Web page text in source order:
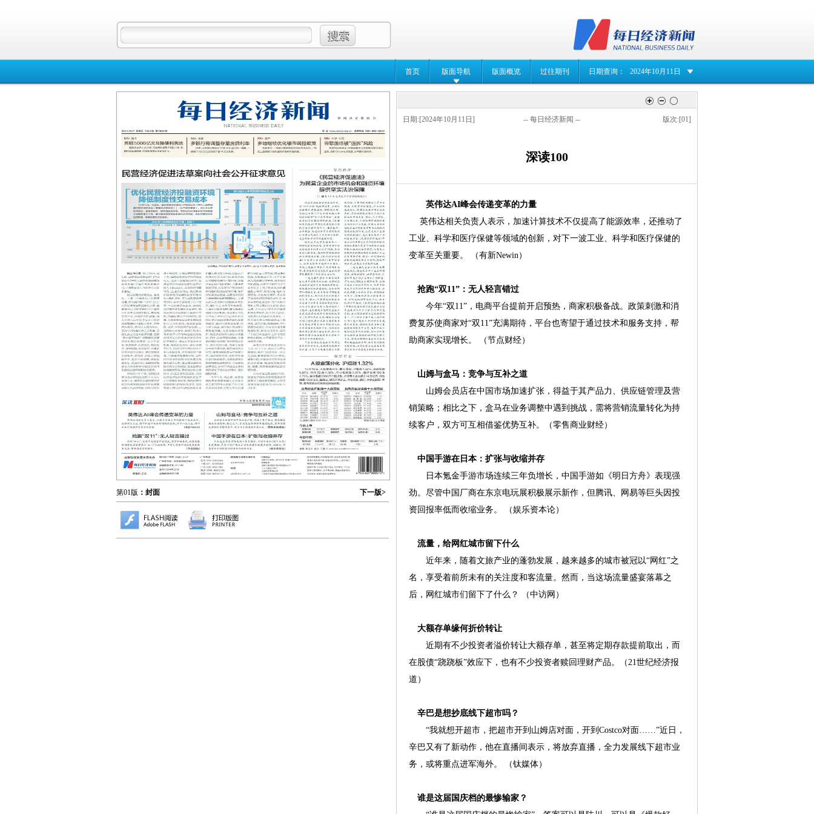
首页 版面导航 版面概览 过往期刊 日期查询： 2024年10月11日
第01版 ：封面 下一版>
日期:[2024年10月11日] -- 每日经济新闻 -- 版次:[01]
深读100
英伟达AI峰会传递变革的力量
英伟达相关负责人表示，加速计算技术不仅提高了能源效率，还推动了
工业、科学和医疗保健等领域的创新，对下一波工业、科学和医疗保健的
变革至关重要。 （有新Newin）
抢跑“双11”：无人轻言错过
今年“双11”，电商平台提前开启预热，商家积极备战。政策刺激和消
费复苏使商家对“双11”充满期待，平台也寄望于通过技术和服务支持，帮
助商家实现增长。 （节点财经）
山姆与盒马：竞争与互补之道
山姆会员店在中国市场加速扩张，得益于其产品力、供应链管理及营
销策略；相比之下，盒马在业务调整中遇到挑战，需将营销流量转化为持
续客户，双方可互相借鉴优势互补。（零售商业财经）
中国手游在日本：扩张与收缩并存
日本氪金手游市场连续三年负增长，中国手游如《明日方舟》表现强
劲。尽管中国厂商在东京电玩展积极展示新作，但腾讯、网易等巨头因投
资回报率低而收缩业务。 （娱乐资本论）
流量，给网红城市留下什么
近年来，随着文旅产业的蓬勃发展，越来越多的城市被冠以“网红”之
名，享受着前所未有的关注度和客流量。然而，当这场流量盛宴落幕之
后，网红城市们留下了什么？ （中访网）
大额存单缘何折价转让
近期有不少投资者溢价转让大额存单，甚至将定期存款提前取出，而
在股债“跷跷板”效应下，也有不少投资者赎回理财产品。（21世纪经济报
道）
辛巴是想抄底线下超市吗？
“我就想开超市，把超市开到山姆店对面，开到Costco对面……”近日，
辛巴又有了新动作，他在直播间表示，将放弃直播，全力发展线下超市业
务，或将重点进军海外。 （钛媒体）
谁是这届国庆档的最惨输家？